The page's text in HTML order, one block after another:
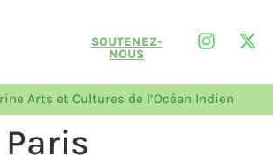
SOUTENEZ-
NOUS
Arts et Cultures de l’Océan Indien